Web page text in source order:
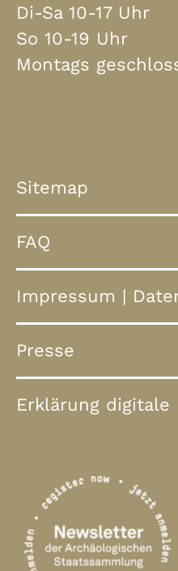
Di-Sa 10-17 Uhr
So 10-19 Uhr
Montags
Sitemap
FAQ
Impressum |
Presse
Erklärung